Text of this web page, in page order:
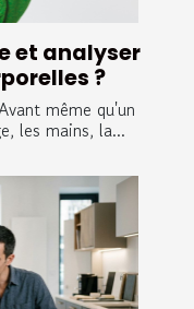
et analyser
?
même qu'un
les mains, la...